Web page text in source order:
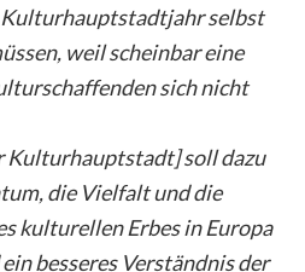
selbst
weil scheinbar eine
sich nicht
Kulturhauptstadt] soll dazu
die Vielfalt und die
kulturellen Erbes in Europa
besseres Verständnis der